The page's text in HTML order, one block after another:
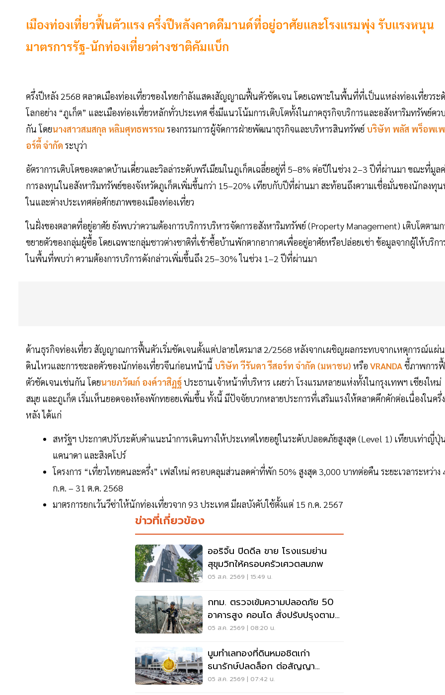
เมืองท่องเที่ยวฟื้นตัวแรง ครึ่งปีหลังคาดดีมานด์ที่อยู่อาศัยและโรงแรมพุ่ง รับแรงหนุน
มาตรการรัฐ-นักท่องเที่ยวต่างชาติคัมแบ็ก
ครึ่งปีหลัง 2568 ตลาดเมืองท่องเที่ยวของไทยกำลังแสดงสัญญาณฟื้นตัวชัดเจน โดยเฉพาะในพื้นที่ที่เป็นแหล่งท่องเที่ยวระ
โลกอย่าง “ภูเก็ต” และเมืองท่องเที่ยวหลักทั่วประเทศ ซึ่งมีแนวโน้มการเติบโตทั้งในภาคธุรกิจบริการและอสังหาริมทรัพย์คว
กัน โดยนางสาวสมสกุล หลิมศุทธพรรณ รองกรรมการผู้จัดการฝ่ายพัฒนาธุรกิจและบริหารสินทรัพย์ บริษัท พลัส พร็อพเพ
อร์ตี้ จำกัด ระบุว่า
อัตราการเติบโตของตลาดบ้านเดี่ยวและวิลล่าระดับพรีเมียมในภูเก็ตเฉลี่ยอยู่ที่ 5–8% ต่อปีในช่วง 2–3 ปีที่ผ่านมา ขณะที่มูล
การลงทุนในอสังหาริมทรัพย์ของจังหวัดภูเก็ตเพิ่มขึ้นกว่า 15–20% เทียบกับปีที่ผ่านมา สะท้อนถึงความเชื่อมั่นของนักลงทุน
ในและต่างประเทศต่อศักยภาพของเมืองท่องเที่ยว
ในฝั่งของตลาดที่อยู่อาศัย ยังพบว่าความต้องการบริการบริหารจัดการอสังหาริมทรัพย์ (Property Management) เติบโตตามก
ขยายตัวของกลุ่มผู้ซื้อ โดยเฉพาะกลุ่มชาวต่างชาติที่เข้าซื้อบ้านพักตากอากาศเพื่ออยู่อาศัยหรือปล่อยเช่า ข้อมูลจากผู้ให้บริกา
ในพื้นที่พบว่า ความต้องการบริการดังกล่าวเพิ่มขึ้นถึง 25–30% ในช่วง 1–2 ปีที่ผ่านมา
ด้านธุรกิจท่องเที่ยว สัญญาณการฟื้นตัวเริ่มชัดเจนตั้งแต่ปลายไตรมาส 2/2568 หลังจากเผชิญผลกระทบจากเหตุการณ์แผ่น
ดินไหวและการชะลอตัวของนักท่องเที่ยวจีนก่อนหน้านี้ บริษัท วีรันดา รีสอร์ท จำกัด (มหาชน) หรือ VRANDAชี้ภาพการ
ตัวชัดเจนเช่นกัน โดยนายภวัฒก์ องค์วาสิฏฐ์ประธานเจ้าหน้าที่บริหาร เผยว่า โรงแรมหลายแห่งทั้งในกรุงเทพฯ เชียงใหม่
สมุย และภูเก็ต เริ่มเห็นยอดจองห้องพักทยอยเพิ่มขึ้น ทั้งนี้ มีปัจจัยบวกหลายประการที่เสริมแรงให้ตลาดคึกคักต่อเนื่องในครึ่
หลัง ได้แก่
สหรัฐฯ ประกาศปรับระดับคำแนะนำการเดินทางให้ประเทศไทยอยู่ในระดับปลอดภัยสูงสุด (Level 1) เทียบเท่าญี่ปุ่
แคนาดา และสิงคโปร์
โครงการ “เที่ยวไทยคนละครึ่ง” เฟสใหม่ ครอบคลุมส่วนลดค่าที่พัก 50% สูงสุด 3,000 บาทต่อคืน ระยะเวลาระหว่าง
ก.ค. – 31 ต.ค. 2568
มาตรการยกเว้นวีซ่าให้นักท่องเที่ยวจาก 93 ประเทศ มีผลบังคับใช้ตั้งแต่ 15 ก.ค. 2567
ข่าวที่เกี่ยวข้อง
ออริจิ้น ปิดดีล ขาย โรงแรมย่าน
สุขุมวิทให้ครอบครัวเศวตสมภพ
05 ส.ค. 2569 | 15:49 น.
กทม. ตรวจเข้มความปลอดภัย 50
อาคารสูง คอนโด สั่งปรับปรุงตาม
มาตรฐานเคร่งครัด
05 ส.ค. 2569 | 08:20 น.
บูมทำเลทองที่ดินหมอชิตเก่า
ธนารักษ์ปลดล็อก ต่อสัญญา
บางกอกเทอร์มินอลลุยโครงการ
05 ส.ค. 2569 | 07:42 น.